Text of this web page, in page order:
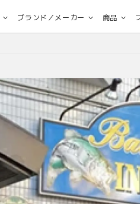
ブランド／メーカー 商品